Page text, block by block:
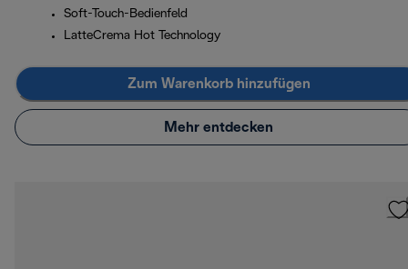
Soft-Touch-Bedienfeld
LatteCrema Hot Technology
Zum Warenkorb hinzufügen
Mehr entdecken